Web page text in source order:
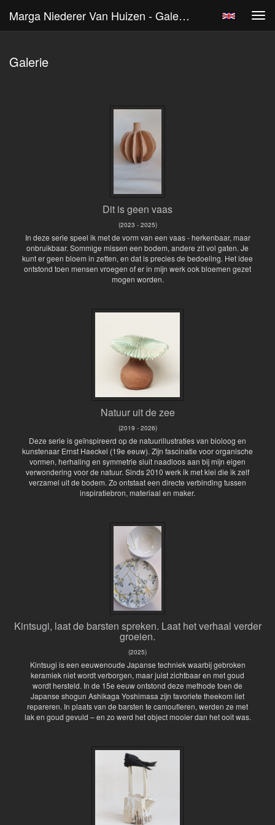
Marga Niederer Van Huizen - Galerie
Galerie
Dit is geen vaas
(2023 - 2025)
In deze serie speel ik met de vorm van een vaas - herkenbaar, maar
onbruikbaar. Sommige missen een bodem, andere zit vol gaten. Je
kunt er geen bloem in zetten, en dat is precies de bedoeling. Het idee
ontstond toen mensen vroegen of er in mijn werk ook bloemen gezet
mogen worden.
Natuur uit de zee
(2019 - 2026)
Deze serie is geïnspireerd op de natuurillustraties van bioloog en
kunstenaar Ernst Haeckel (19e eeuw). Zijn fascinatie voor organische
vormen, herhaling en symmetrie sluit naadloos aan bij mijn eigen
verwondering voor de natuur. Sinds 2010 werk ik met klei die ik zelf
verzamel uit de bodem. Zo ontstaat een directe verbinding tussen
inspiratiebron, materiaal en maker.
Kintsugi, laat de barsten spreken. Laat het verhaal verder
groeien.
(2025)
Kintsugi is een eeuwenoude Japanse techniek waarbij gebroken
keramiek niet wordt verborgen, maar juist zichtbaar en met goud
wordt hersteld. In de 15e eeuw ontstond deze methode toen de
Japanse shogun Ashikaga Yoshimasa zijn favoriete theekom liet
repareren. In plaats van de barsten te camoufleren, werden ze met
lak en goud gevuld – en zo werd het object mooier dan het ooit was.